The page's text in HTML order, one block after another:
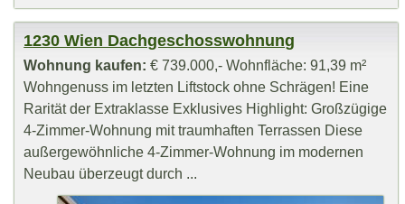
1230 Wien Dachgeschosswohnung
Wohnung kaufen: € 739.000,- Wohnfläche: 91,39 m²
Wohngenuss im letzten Liftstock ohne Schrägen! Eine
Rarität der Extraklasse Exklusives Highlight: Großzügige
4-Zimmer-Wohnung mit traumhaften Terrassen Diese
außergewöhnliche 4-Zimmer-Wohnung im modernen
Neubau überzeugt durch ...